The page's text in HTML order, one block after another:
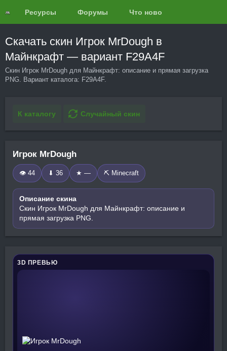
Ресурсы Форумы Что нового?
Скачать скин Игрок MrDough в
Майнкрафт — вариант F29A4F
Скин Игрок MrDough для Майнкрафт: описание и прямая загрузка
PNG. Вариант каталога: F29A4F.
К каталогу Случайный скин
Игрок MrDough
👁 44 ⬇ 36 ★ — ⛏️ Minecraft
Описание скина
Скин Игрок MrDough для Майнкрафт: описание и
прямая загрузка PNG.
3D ПРЕВЬЮ